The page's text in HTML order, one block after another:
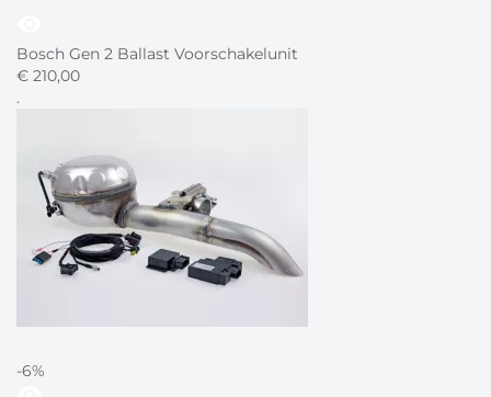
Bosch Gen 2 Ballast Voorschakelunit
€ 210,00
.
-6%